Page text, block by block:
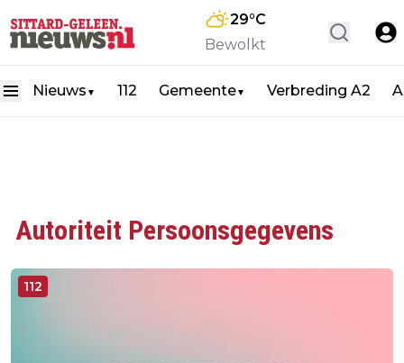
29°C
Bewolkt
Nieuws ▼ 112 Gemeente▼ Verbreding A2
Autoriteit Persoonsgegevens
112